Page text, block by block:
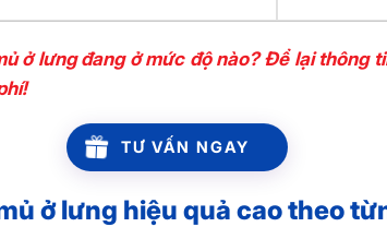
ở lưng đang ở mức độ nào? Để lại thông
TƯ VẤN NGAY
ở lưng hiệu quả cao theo